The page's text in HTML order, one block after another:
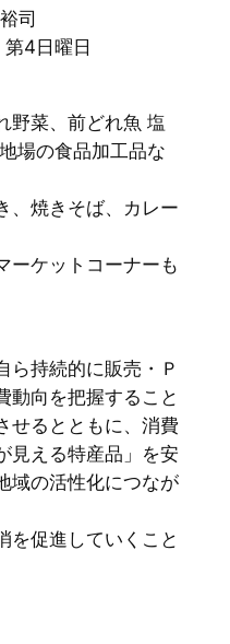
司
4日曜日
野菜、前どれ魚 塩
場の食品加工品な
、焼きそば、カレー
ーケットコーナーも
ら持続的に販売・Ｐ
動向を把握すること
せるとともに、消費
見える特産品」を安
域の活性化につなが
を促進していくこと